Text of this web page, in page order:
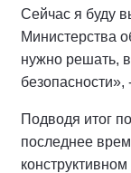
Сейчас я буду
Министерства
нужно решать,
Подводя итог
последнее